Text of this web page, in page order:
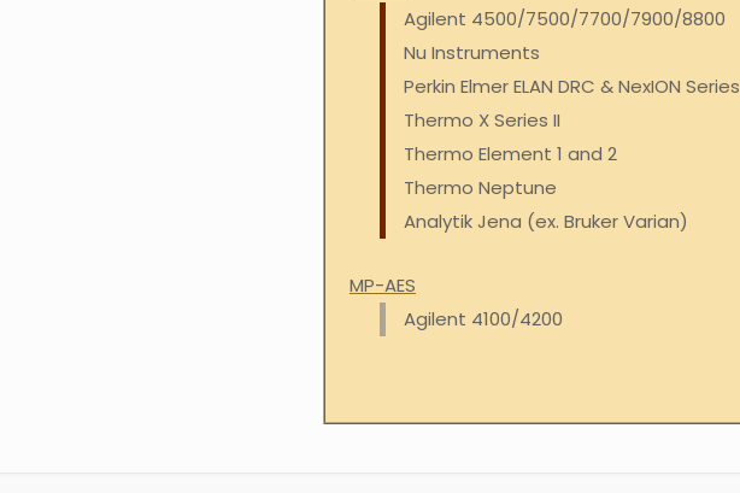
Agilent 4500/7500/7700/7900/8800
Nu Instruments
Perkin Elmer ELAN DRC & NexION Series
Thermo X Series II
Thermo Element 1 and 2
Thermo Neptune
Analytik Jena (ex. Bruker Varian)
MP-AES
Agilent 4100/4200